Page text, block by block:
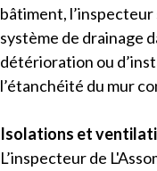
bâtiment, l’inspecteur
système de drainage
détérioration ou
l’étanchéité du mur
Isolations et
L’inspecteur de